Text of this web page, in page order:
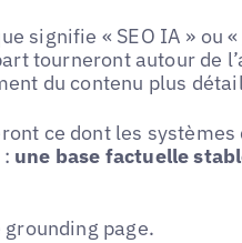
signifie « SEO IA » ou «
tourneront autour de
du contenu plus
ce dont les
une base factuelle
grounding page.